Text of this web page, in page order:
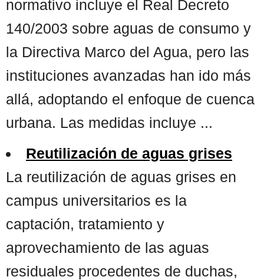
normativo incluye el Real Decreto
140/2003 sobre aguas de consumo y
la Directiva Marco del Agua, pero las
instituciones avanzadas han ido más
allá, adoptando el enfoque de cuenca
urbana. Las medidas incluye ...
Reutilización de aguas grises
La reutilización de aguas grises en
campus universitarios es la
captación, tratamiento y
aprovechamiento de las aguas
residuales procedentes de duchas,